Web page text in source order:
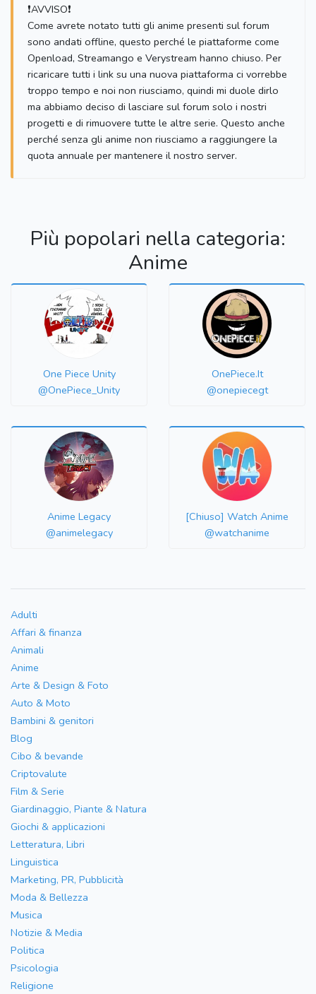
❗️AVVISO❗️
Come avrete notato tutti gli anime presenti sul forum
sono andati offline, questo perché le piattaforme come
Openload, Streamango e Verystream hanno chiuso. Per
ricaricare tutti i link su una nuova piattaforma ci vorrebbe
troppo tempo e noi non riusciamo, quindi mi duole dirlo
ma abbiamo deciso di lasciare sul forum solo i nostri
progetti e di rimuovere tutte le altre serie. Questo anche
perché senza gli anime non riusciamo a raggiungere la
quota annuale per mantenere il nostro server.
Più popolari nella categoria:
Anime
One Piece Unity
@OnePiece_Unity
OnePiece.It
@onepiecegt
Anime Legacy
@animelegacy
[Chiuso] Watch Anime
@watchanime
Adulti
Affari & finanza
Animali
Anime
Arte & Design & Foto
Auto & Moto
Bambini & genitori
Blog
Cibo & bevande
Criptovalute
Film & Serie
Giardinaggio, Piante & Natura
Giochi & applicazioni
Letteratura, Libri
Linguistica
Marketing, PR, Pubblicità
Moda & Bellezza
Musica
Notizie & Media
Politica
Psicologia
Religione